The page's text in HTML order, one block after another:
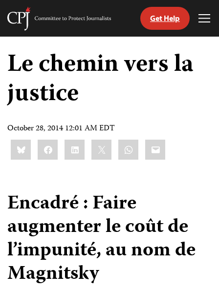
Skip
content
Committee
Journalists
Get Help
Le chemin vers la
justice
October 28, 2014 12:01 AM EDT
Share
this:BlueskyFacebookLinkedIn WhatsApp
Email
Encadré : Faire
augmenter le coût de
l’impunité, au nom de
Magnitsky